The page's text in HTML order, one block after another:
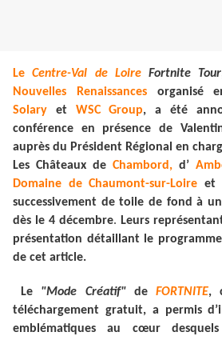
LeCentre-Val de LoireFortnite Tour
Nouvelles Renaissancesorganisé
Solary et WSC Group, a été
conférence en présence de
auprès du Président Régional en
Les Châteaux de Chambord, d’
Domaine de Chaumont-sur-Loire et
successivement de toile de fond à
dès le 4 décembre. Leurs
présentation détaillant le
de cet article.
Le "Mode Créatif" deFORTNITE,
téléchargement gratuit, a permis
emblématiques au cœur